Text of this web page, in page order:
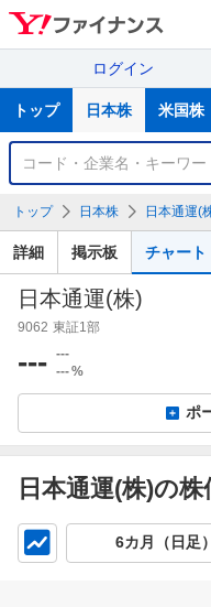
ログイン
サ
トップ 日本株 米国株
銘
検
索
トップ 日本株 日本通運(
詳細 掲示板 チャート
日本通運(株)
9062 東証1部
--- ---
---%
ポ
日本通運(株)の
6カ月（日足）